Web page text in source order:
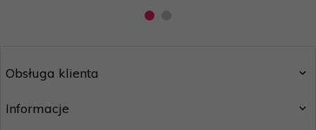
Obsługa klienta
Informacje